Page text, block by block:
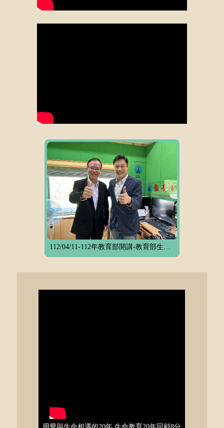
112/04/11-112年教育部開講-教育部生命教育關懷與推廣微電影競賽活動宣傳與分享